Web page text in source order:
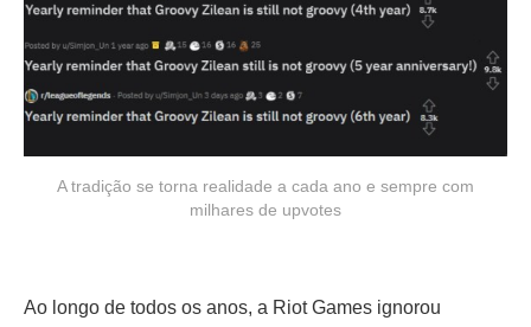
A tradição se torna realidade a cada ano e sempre com
milhares de upvotes
Ao longo de todos os anos, a Riot Games ignorou